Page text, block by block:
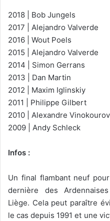
2018 | Bob Jungels
2017 | Alejandro Valverde
2016 | Wout Poels
2015 | Alejandro Valverde
2014 | Simon Gerrans
2013 | Dan Martin
2012 | Maxim Iglinskiy
2011 | Philippe Gilbert
2010 | Alexandre Vinokourov
2009 | Andy Schleck
Infos :
Un final flambant neuf
dernière des
Liège. Cela peut paraître
le cas depuis 1991 et une